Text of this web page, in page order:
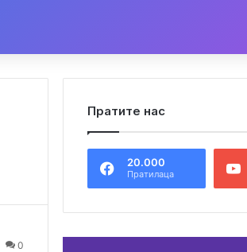
0
Пратите нас
20.000
Пратилаца